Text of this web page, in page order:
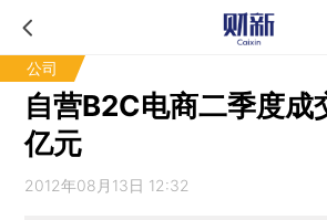
公司
自营B2C电商二季度成
亿元
2012年08月13日 12:32